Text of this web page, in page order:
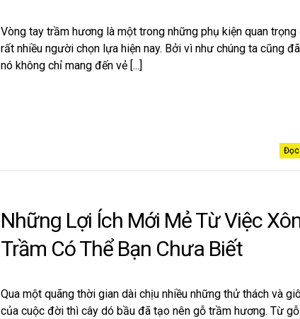
Vòng tay trầm hương là một trong những phụ kiện quan
rất nhiều người chọn lựa hiện nay. Bởi vì như chúng ta cũng
nó không chỉ mang đến vẻ [...]
Đọc
Những Lợi Ích Mới Mẻ Từ Việc
Trầm Có Thể Bạn Chưa Biết
Qua một quãng thời gian dài chịu nhiều những thử thách và
của cuộc đời thì cây dó bầu đã tạo nên gỗ trầm hương. Từ